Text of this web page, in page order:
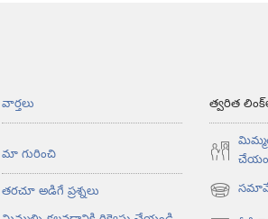
వార్తలు
మా గురించి
తరచూ అడిగే ప్రశ్నలు
త్వరిత
(కొత్త